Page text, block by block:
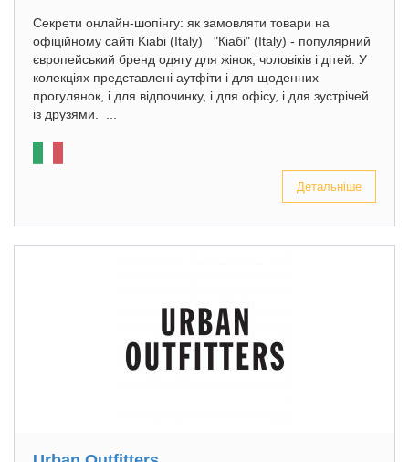
Секрети онлайн-шопінгу: як замовляти товари на
офіційному сайті Kiabi (Italy) "Кіабі" (Italy) - популярний
європейський бренд одягу для жінок, чоловіків і дітей. У
колекціях представлені аутфіти і для щоденних
прогулянок, і для відпочинку, і для офісу, і для зустрічей
із друзями. ...
Детальніше